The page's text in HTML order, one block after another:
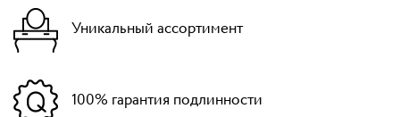
Уникальный ассортимент
100% гарантия подлинности